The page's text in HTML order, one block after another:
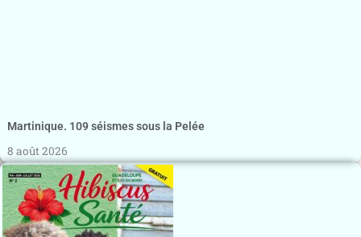
Martinique. 109 séismes sous la Pelée
8 août 2026